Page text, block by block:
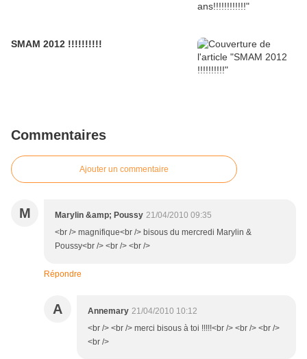
SMAM 2012 !!!!!!!!!!
Commentaires
Ajouter un commentaire
M Marylin &amp; Poussy 21/04/2010 09:35
<br /> magnifique<br /> bisous du mercredi Marylin &
Poussy<br /> <br /> <br />
Répondre
A Annemary 21/04/2010 10:12
<br /> <br /> merci bisous à toi !!!!!<br /> <br /> <br />
<br />